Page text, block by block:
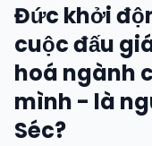
Đức khởi
cuộc đấu
hoá ngành
mình - là
Séc?